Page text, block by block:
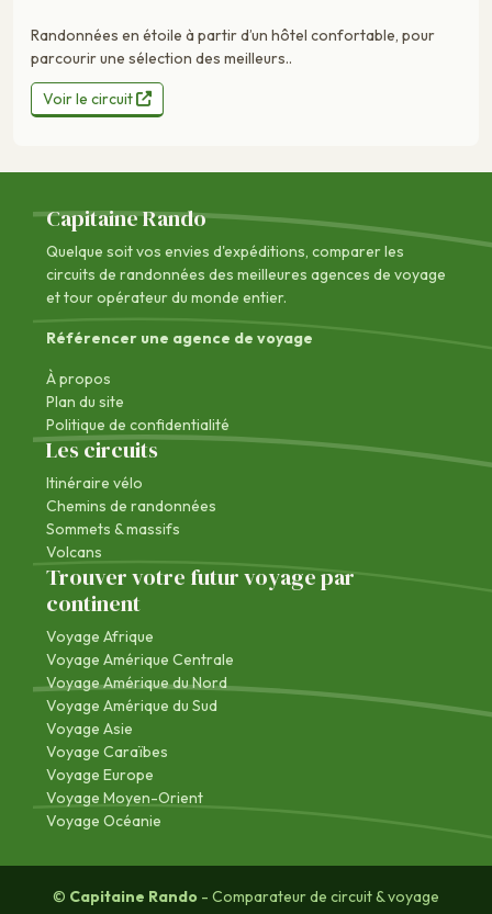
Randonnées en étoile à partir d’un hôtel confortable, pour
parcourir une sélection des meilleurs..
Voir le circuit
Capitaine Rando
Quelque soit vos envies d'expéditions, comparer les
circuits de randonnées des meilleures agences de voyage
et tour opérateur du monde entier.
Référencer une agence de voyage
À propos
Plan du site
Politique de confidentialité
Les circuits
Itinéraire vélo
Chemins de randonnées
Sommets & massifs
Volcans
Trouver votre futur voyage par
continent
Voyage Afrique
Voyage Amérique Centrale
Voyage Amérique du Nord
Voyage Amérique du Sud
Voyage Asie
Voyage Caraïbes
Voyage Europe
Voyage Moyen-Orient
Voyage Océanie
© Capitaine Rando - Comparateur de circuit & voyage